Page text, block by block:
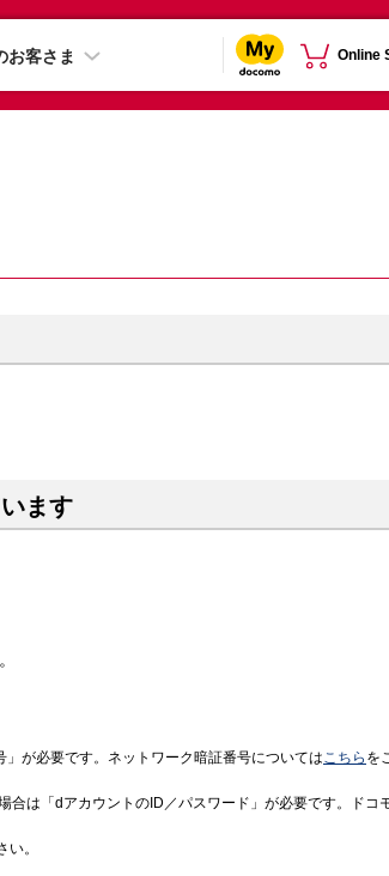
お客さま Online
ます
が必要です。ネットワーク暗証番号についてはこちら を
合は「dアカウントのID／パスワード」が必要です。ドコ
い。